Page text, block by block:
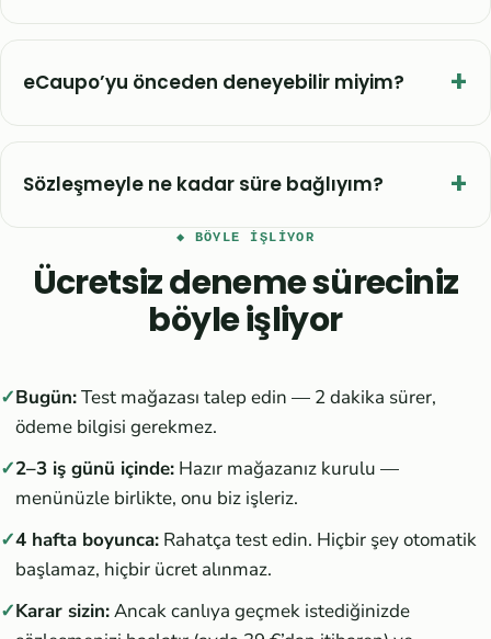
eCaupo’yu önceden deneyebilir miyim?
Sözleşmeyle ne kadar süre bağlıyım?
◆ BÖYLE IŞLIYOR
Ücretsiz deneme süreciniz
böyle işliyor
Bugün:Test mağazası talep edin — 2 dakika sürer,
ödeme bilgisi gerekmez.
2–3 iş günü içinde: Hazır mağazanız kurulu —
menünüzle birlikte, onu biz işleriz.
4 hafta boyunca: Rahatça test edin. Hiçbir şey otomatik
başlamaz, hiçbir ücret alınmaz.
Karar sizin:Ancak canlıya geçmek istediğinizde